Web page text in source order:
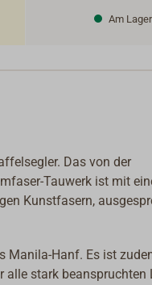
Am Lager
Das von der
Tauwerk ist mit
Kunstfasern,
Manila-Hanf. Es ist
stark beanspruchten